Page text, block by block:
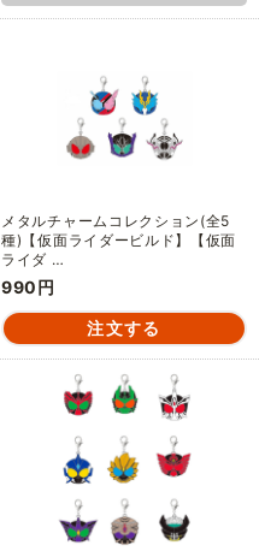
メタルチャームコレクション(全5
種)【仮面ライダービルド】【仮面
ライダ …
990円